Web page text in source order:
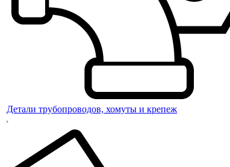
Детали трубопроводов, хомуты и крепеж